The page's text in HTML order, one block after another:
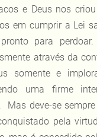
e Deus nos
em cumprir a Lei
para
através da
somente e
uma firme
Mas deve-se
pela